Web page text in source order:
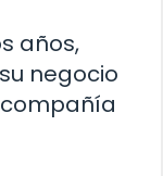
años,
negocio